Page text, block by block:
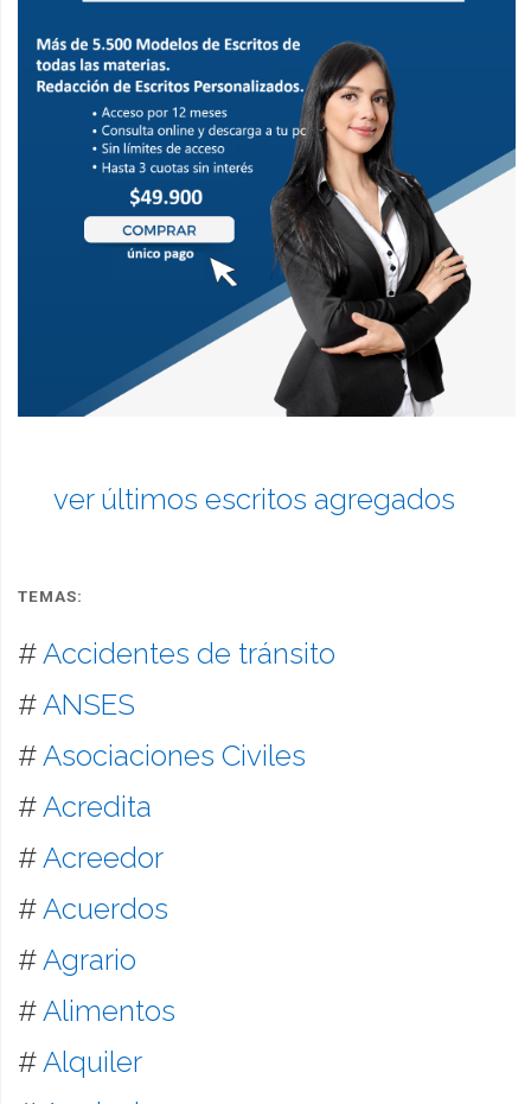
ver últimos escritos agregados
TEMAS:
#Accidentes de tránsito
#ANSES
#Asociaciones Civiles
#Acredita
#Acreedor
#Acuerdos
#Agrario
#Alimentos
#Alquiler